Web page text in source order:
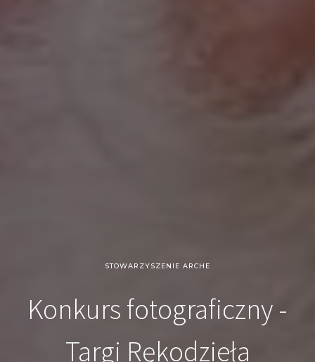
STOWARZYSZENIE ARCHE
Konkurs fotograficzny -
Targi Rękodzieła